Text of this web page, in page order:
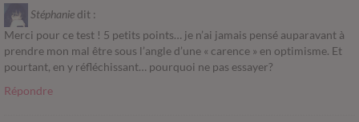
Stéphanie dit :
Merci pour ce test ! 5 petits points… je n’ai jamais pensé auparavant à
prendre mon mal être sous l’angle d’une « carence » en optimisme. Et
pourtant, en y réfléchissant… pourquoi ne pas essayer?
Répondre